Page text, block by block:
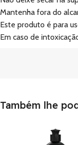
Mantenha fora do
Este produto é para
Em caso de
Também lhe